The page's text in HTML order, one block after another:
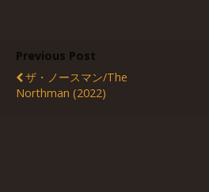
Previous Post
ザ・ノースマン/The
Northman (2022)